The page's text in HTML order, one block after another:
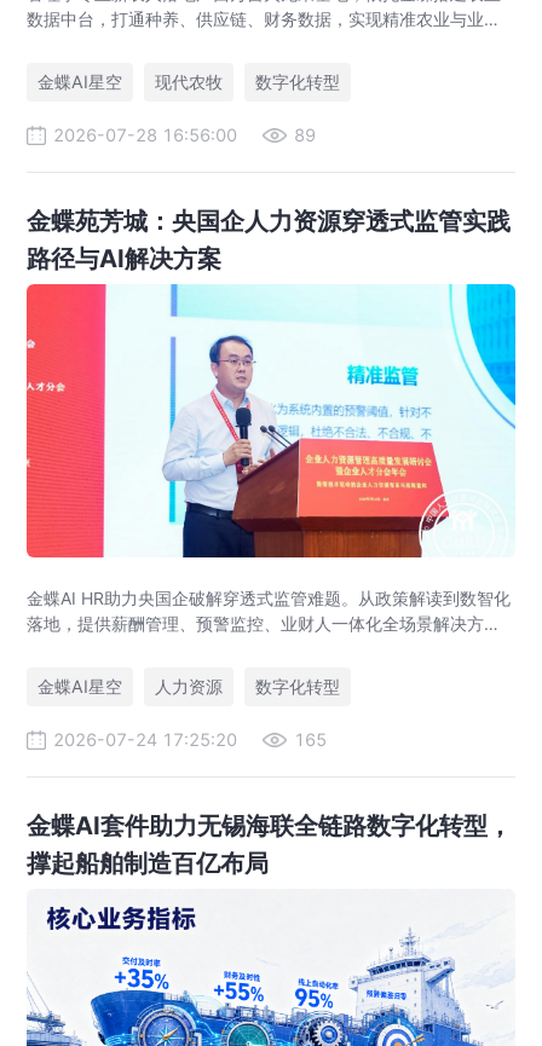
数据中台，打通种养、供应链、财务数据，实现精准农业与业财
金蝶AI星空
现代农牧 数字化转型
2026-07-28 16:56:00 89
金蝶苑芳城：央国企人力资源穿透式监管实践
路径与AI解决方案
金蝶AI HR助力央国企破解穿透式监管难题。从政策解读到数智化
落地，提供薪酬管理、预警监控、业财人一体化全场景解决方
金蝶AI星空
人力资源 数字化转型
2026-07-24 17:25:20 165
金蝶AI套件助力无锡海联全链路数字化转型，
撑起船舶制造百亿布局